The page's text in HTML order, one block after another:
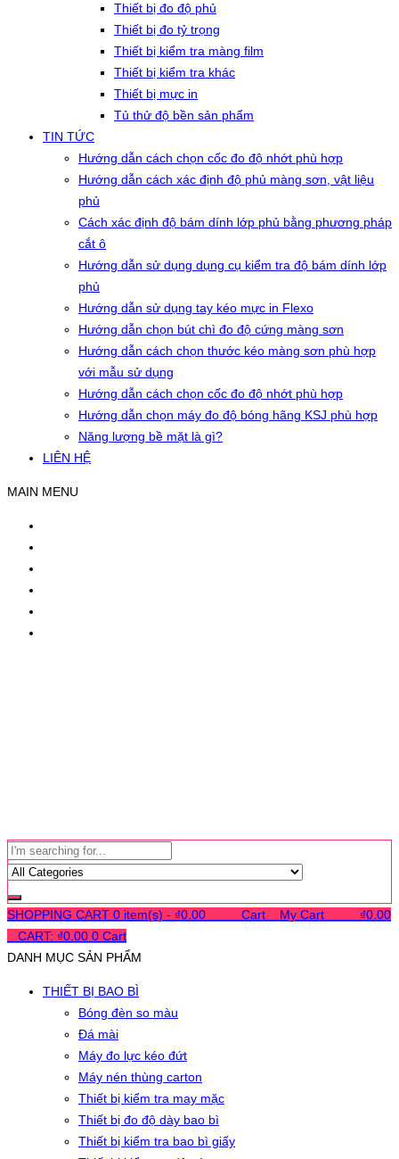
Thiết bị đo độ phủ
Thiết bị đo tỷ trọng
Thiết bị kiểm tra màng film
Thiết bị kiểm tra khác
Thiết bị mực in
Tủ thử độ bền sản phẩm
TIN TỨC
Hướng dẫn cách chọn cốc đo độ nhớt phù hợp
Hướng dẫn cách xác định độ phủ màng sơn, vật liệu
phủ
Cách xác định độ bám dính lớp phủ bằng phương pháp
cắt ô
Hướng dẫn sử dụng dụng cụ kiểm tra độ bám dính lớp
phủ
Hướng dẫn sử dụng tay kéo mực in Flexo
Hướng dẫn chọn bút chì đo độ cứng màng sơn
Hướng dẫn cách chọn thước kéo màng sơn phù hợp
với mẫu sử dụng
Hướng dẫn cách chọn cốc đo độ nhớt phù hợp
Hướng dẫn chọn máy đo độ bóng hãng KSJ phù hợp
Năng lượng bề mặt là gì?
LIÊN HỆ
MAIN MENU
SHOPPING CART 0 item(s) - ₫0.00 Cart My Cart ₫0.00
CART: ₫0.00 0 Cart
DANH MỤC SẢN PHẨM
THIẾT BỊ BAO BÌ
Bóng đèn so màu
Đá mài
Máy đo lực kéo đứt
Máy nén thùng carton
Thiết bị kiểm tra may mặc
Thiết bị đo độ dày bao bì
Thiết bị kiểm tra bao bì giấy